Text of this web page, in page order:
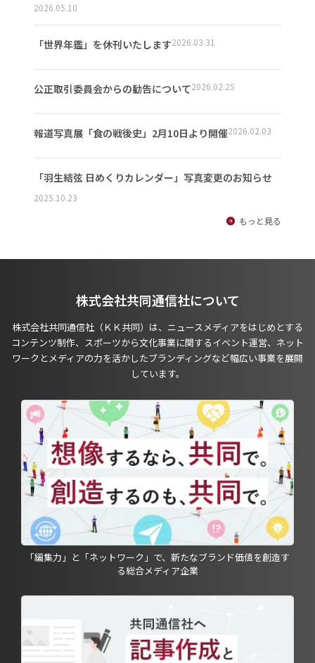
2026.05.10
「世界年鑑」を休刊いたします2026.03.31
公正取引委員会からの勧告について2026.02.25
報道写真展「食の戦後史」2月10日より開催2026.02.03
「羽生結弦 日めくりカレンダー」写真変更のお知らせ
2025.10.23
もっと見る
株式会社共同通信社について
株式会社共同通信社（ＫＫ共同）は、ニュースメディアをはじめとする
コンテンツ制作、スポーツから文化事業に関するイベント運営、ネット
ワークとメディアの力を活かしたブランディングなど幅広い事業を展開
しています。
「編集力」と「ネットワーク」で、新たなブランド価値を創造す
る総合メディア企業